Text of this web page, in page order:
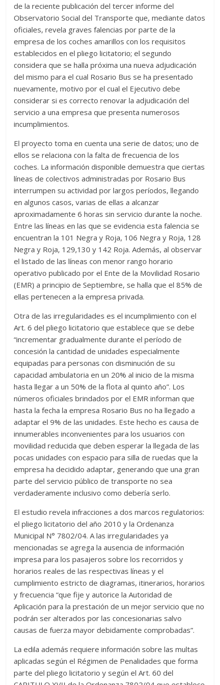
de la reciente publicación del tercer informe del
Observatorio Social del Transporte que, mediante datos
oficiales, revela graves falencias por parte de la
empresa de los coches amarillos con los requisitos
establecidos en el pliego licitatorio; el segundo
considera que se halla próxima una nueva adjudicación
del mismo para el cual Rosario Bus se ha presentado
nuevamente, motivo por el cual el Ejecutivo debe
considerar si es correcto renovar la adjudicación del
servicio a una empresa que presenta numerosos
incumplimientos.
El proyecto toma en cuenta una serie de datos; uno de
ellos se relaciona con la falta de frecuencia de los
coches. La información disponible demuestra que ciertas
líneas de colectivos administradas por Rosario Bus
interrumpen su actividad por largos períodos, llegando
en algunos casos, varias de ellas a alcanzar
aproximadamente 6 horas sin servicio durante la noche.
Entre las líneas en las que se evidencia esta falencia se
encuentran la 101 Negra y Roja, 106 Negra y Roja, 128
Negra y Roja, 129,130 y 142 Roja. Además, al observar
el listado de las líneas con menor rango horario
operativo publicado por el Ente de la Movilidad Rosario
(EMR) a principio de Septiembre, se halla que el 85% de
ellas pertenecen a la empresa privada.
Otra de las irregularidades es el incumplimiento con el
Art. 6 del pliego licitatorio que establece que se debe
“incrementar gradualmente durante el período de
concesión la cantidad de unidades especialmente
equipadas para personas con disminución de su
capacidad ambulatoria en un 20% al inicio de la misma
hasta llegar a un 50% de la flota al quinto año”. Los
números oficiales brindados por el EMR informan que
hasta la fecha la empresa Rosario Bus no ha llegado a
adaptar el 9% de las unidades. Este hecho es causa de
innumerables inconvenientes para los usuarios con
movilidad reducida que deben esperar la llegada de las
pocas unidades con espacio para silla de ruedas que la
empresa ha decidido adaptar, generando que una gran
parte del servicio público de transporte no sea
verdaderamente inclusivo como debería serlo.
El estudio revela infracciones a dos marcos regulatorios:
el pliego licitatorio del año 2010 y la Ordenanza
Municipal N° 7802/04. A las irregularidades ya
mencionadas se agrega la ausencia de información
impresa para los pasajeros sobre los recorridos y
horarios reales de las respectivas líneas y el
cumplimiento estricto de diagramas, itinerarios, horarios
y frecuencia “que fije y autorice la Autoridad de
Aplicación para la prestación de un mejor servicio que no
podrán ser alterados por las concesionarias salvo
causas de fuerza mayor debidamente comprobadas”.
La edila además requiere información sobre las multas
aplicadas según el Régimen de Penalidades que forma
parte del pliego licitatorio y según el Art. 60 del